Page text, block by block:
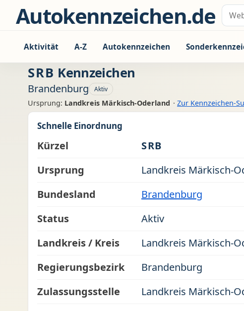
Zum Inhalt springen
Autokennzeichen.de
Aktivität A-Z Autokennzeichen
SRB Kennzeichen
Brandenburg Aktiv
Ursprung: Landkreis Märkisch-Oderland · Zur Kennzeichen-
Schnelle Einordnung
Kürzel
SRB
Ursprung
Landkreis Märkisch-
Bundesland
Brandenburg
Status
Aktiv
Landkreis / Kreis
Landkreis Märkisch-
Regierungsbezirk
Brandenburg
Zulassungsstelle
Landkreis Märkisch-